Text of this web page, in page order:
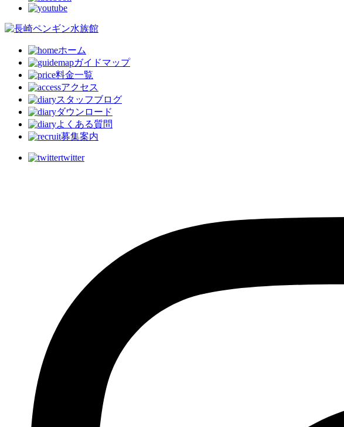
ホーム
ガイドマップ
料金一覧
アクセス
スタッフブログ
ダウンロード
よくある質問
募集案内
twitter